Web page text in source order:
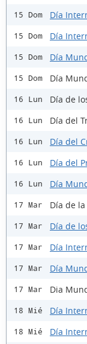
15 Dom Día
15 Dom Día
15 Dom Día
15 Dom Día
16 Lun Día de
16 Lun Día del
16 Lun Día del
16 Lun Día del
16 Lun Día
17 Mar Día de la
17 Mar Día de
17 Mar Día
17 Mar Día
17 Mar Dia
18 Mié Día
18 Mié Día